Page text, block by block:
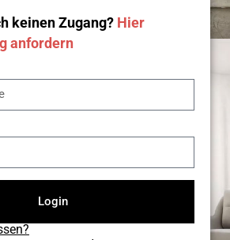
keinen Zugang? Hier
anfordern
Login